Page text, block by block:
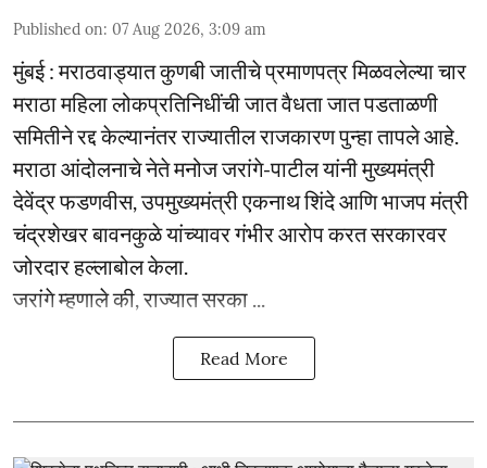
Published on: 07 Aug 2026, 3:09 am
मुंबई : मराठवाड्यात कुणबी जातीचे प्रमाणपत्र मिळवलेल्या चार
मराठा महिला लोकप्रतिनिधींची जात वैधता जात पडताळणी
समितीने रद्द केल्यानंतर राज्यातील राजकारण पुन्हा तापले आहे.
मराठा आंदोलनाचे नेते मनोज जरांगे-पाटील यांनी मुख्यमंत्री
देवेंद्र फडणवीस, उपमुख्यमंत्री एकनाथ शिंदे आणि भाजप मंत्री
चंद्रशेखर बावनकुळे यांच्यावर गंभीर आरोप करत सरकारवर
जोरदार हल्लाबोल केला.
जरांगे म्हणाले की, राज्यात सरका ...
Read More